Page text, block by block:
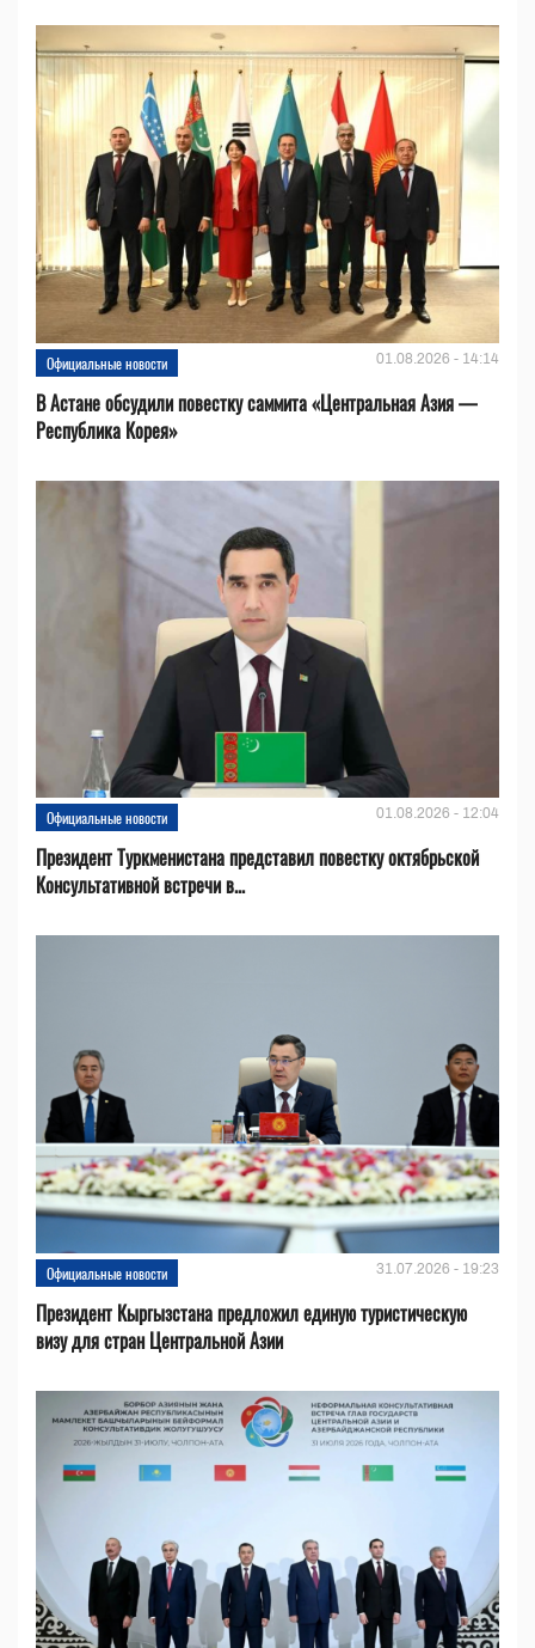
Официальные новости 01.08.2026 - 14:14
В Астане обсудили повестку саммита «Центральная Азия —
Республика Корея»
Официальные новости 01.08.2026 - 12:04
Президент Туркменистана представил повестку октябрьской
Консультативной встречи в...
Официальные новости 31.07.2026 - 19:23
Президент Кыргызстана предложил единую туристическую
визу для стран Центральной Азии